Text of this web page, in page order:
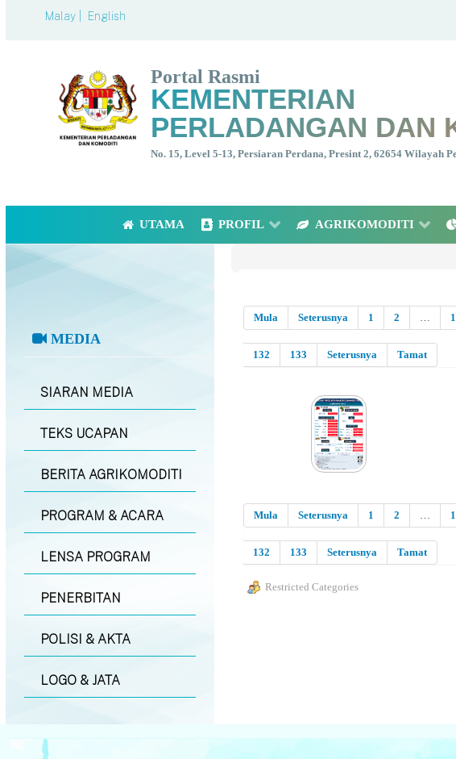
Malay | English
Portal Rasmi
KEMENTERIAN
PERLADANGAN DAN
No. 15, Level 5-13, Persiaran Perdana, Presint 2, 62654 Wilayah
UTAMA PROFIL AGRIKOMODITI
MEDIA
SIARAN MEDIA
TEKS UCAPAN
BERITA AGRIKOMODITI
PROGRAM & ACARA
LENSA PROGRAM
PENERBITAN
POLISI & AKTA
LOGO & JATA
Mula Seterusnya 1 2
132
133 Seterusnya Tamat
Mula Seterusnya 1 2
132
133 Seterusnya Tamat
Restricted Categories